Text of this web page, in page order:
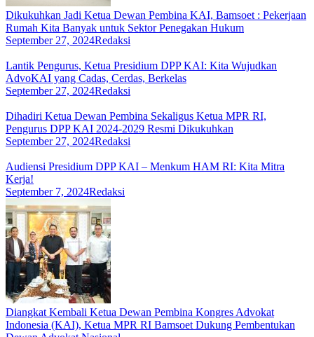
Dikukuhkan Jadi Ketua Dewan Pembina KAI, Bamsoet : Pekerjaan
Rumah Kita Banyak untuk Sektor Penegakan Hukum
September 27, 2024Redaksi
Lantik Pengurus, Ketua Presidium DPP KAI: Kita Wujudkan
AdvoKAI yang Cadas, Cerdas, Berkelas
September 27, 2024Redaksi
Dihadiri Ketua Dewan Pembina Sekaligus Ketua MPR RI,
Pengurus DPP KAI 2024-2029 Resmi Dikukuhkan
September 27, 2024Redaksi
Audiensi Presidium DPP KAI – Menkum HAM RI: Kita Mitra
Kerja!
September 7, 2024Redaksi
Diangkat Kembali Ketua Dewan Pembina Kongres Advokat
Indonesia (KAI), Ketua MPR RI Bamsoet Dukung Pembentukan